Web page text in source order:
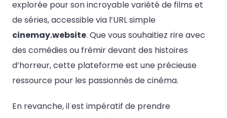
explorée pour son incroyable variété de films et
de séries, accessible via l’URL simple
cinemay.website. Que vous souhaitiez rire avec
des comédies ou frémir devant des histoires
d’horreur, cette plateforme est une précieuse
ressource pour les passionnés de cinéma.
En revanche, il est impératif de prendre